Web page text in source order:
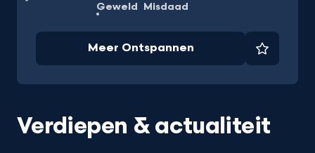
Geweld Misdaad
Meer Ontspannen Favoriet
Verdiepen & actualiteit